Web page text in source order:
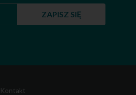
ZAPISZ SIĘ
Kontakt